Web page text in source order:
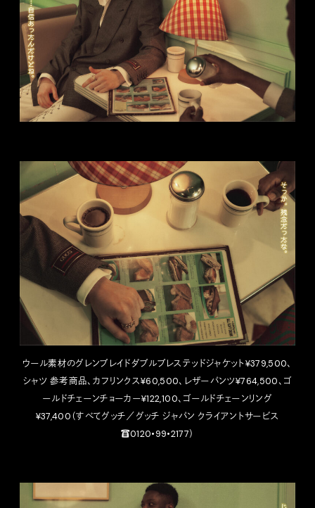
ウール素材のグレンブレイドダブルブレステッドジャケット¥379,500、
シャツ 参考商品、カフリンクス¥60,500、レザーパンツ¥764,500、ゴ
ールドチェーンチョーカー¥122,100、ゴールドチェーンリング
¥37,400（すべてグッチ／グッチ ジャパン クライアントサービス
☎︎0120•99•2177）